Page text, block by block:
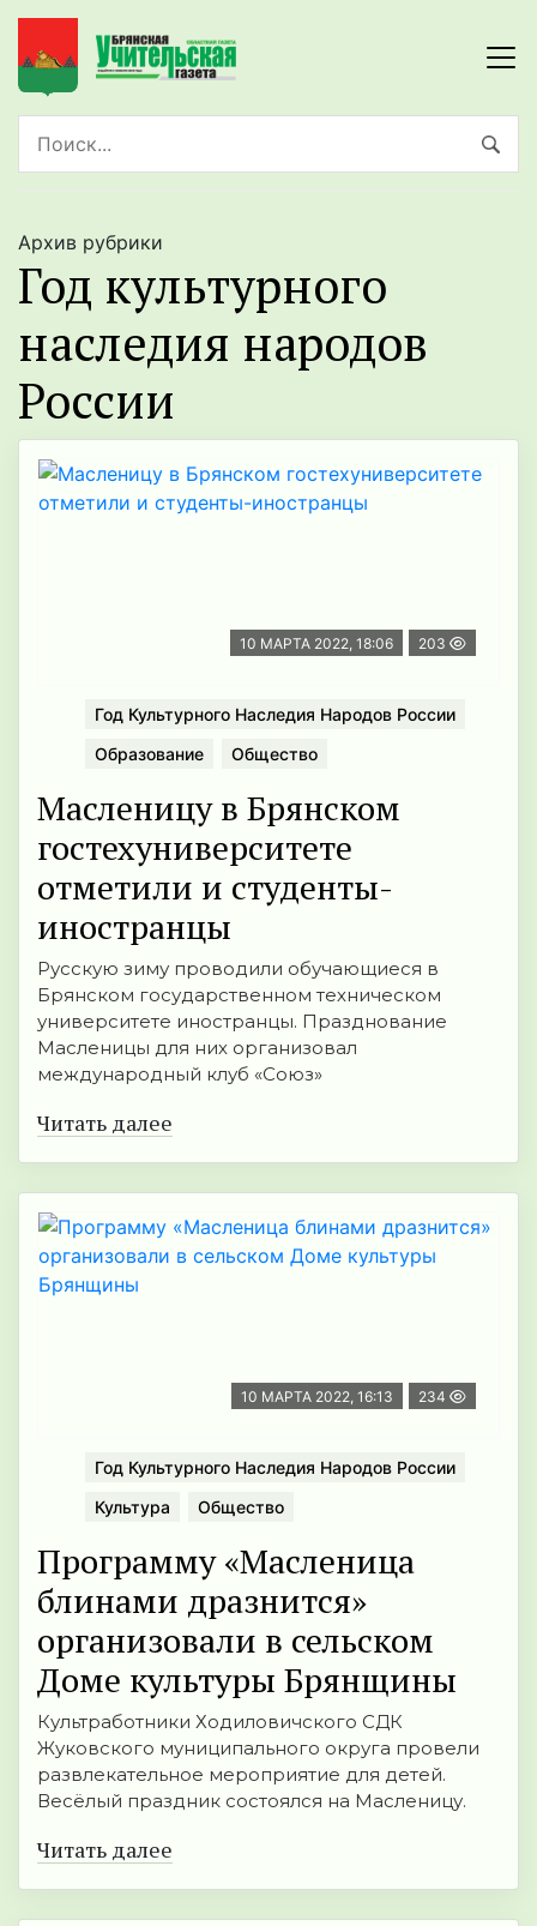
Архив рубрики
Год культурного
наследия народов
России
10 МАРТА 2022, 18:06 203
Год Культурного Наследия Народов России
Образование
Общество
Масленицу в Брянском
гостехуниверситете
отметили и студенты-
иностранцы
Русскую зиму проводили обучающиеся в
Брянском государственном техническом
университете иностранцы. Празднование
Масленицы для них организовал
международный клуб «Союз»
Читать далее
10 МАРТА 2022, 16:13 234
Год Культурного Наследия Народов России
Культура
Общество
Программу «Масленица
блинами дразнится»
организовали в сельском
Доме культуры Брянщины
Культработники Ходиловичского СДК
Жуковского муниципального округа провели
развлекательное мероприятие для детей.
Весёлый праздник состоялся на Масленицу.
Читать далее